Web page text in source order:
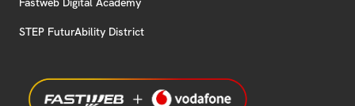
STEP FuturAbility District